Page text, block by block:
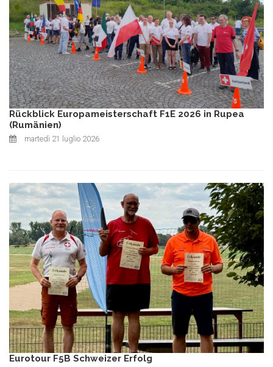
Rückblick Europameisterschaft F1E 2026 in Rupea
(Rumänien)
martedì 21 luglio 2026
Eurotour F5B Schweizer Erfolg